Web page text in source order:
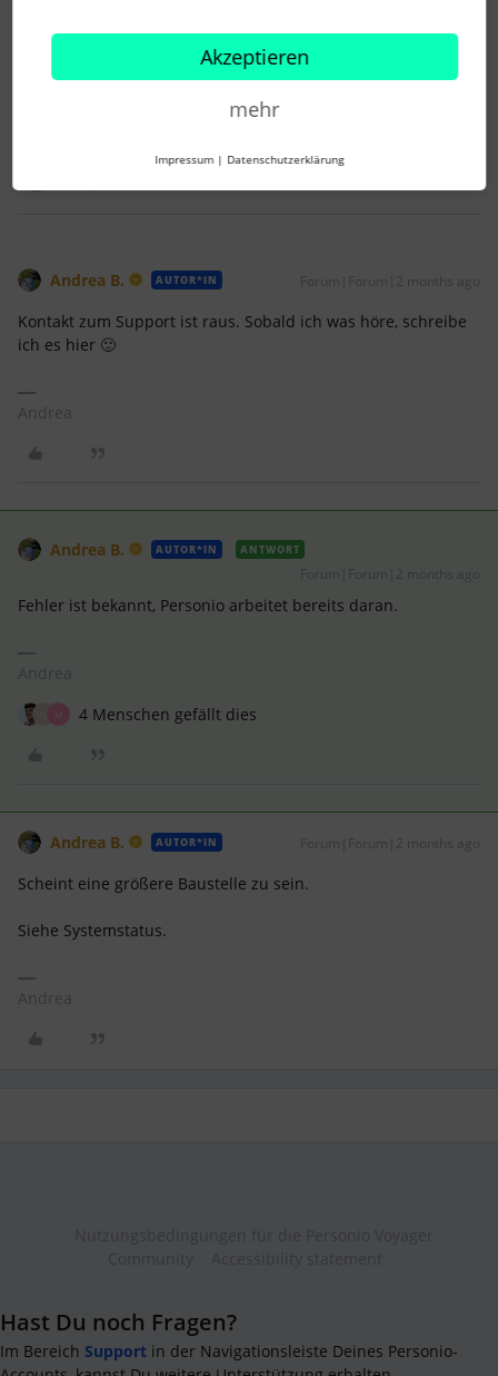
Ist bei uns heute auch der Fall gewesen, aus 08/2025….
Andrea B. AUTOR*IN Forum|Forum|2 months ago
Kontakt zum Support ist raus. Sobald ich was höre, schreibe
ich es hier 🙂
Andrea
Andrea B. AUTOR*IN ANTWORT
Fehler ist bekannt, Personio arbeitet bereits daran.
M 4 Menschen gefällt dies
Andrea B. AUTOR*IN Forum|Forum|2 months ago
Scheint eine größere Baustelle zu sein.
Siehe Systemstatus.
Andrea
Hast Du noch Fragen?
Im Bereich Support in der Navigationsleiste Deines Personio-
Akzeptieren
mehr
Impressum | Datenschutzerklärung